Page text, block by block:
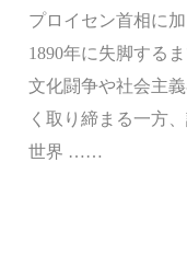
プロイセン首相に
1890年に失脚する
文化闘争や社会主
く取り締まる一方
世界 ……